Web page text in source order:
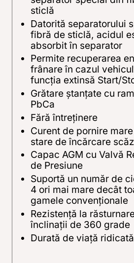
sticlă
Datorită separatorului
fibră de sticlă, acidul
absorbit în separator
Permite recuperarea
frânare în cazul
funcţia extinsă Start/
Grătare ştanţate cu
PbCa
Fără întreţinere
Curent de pornire
stare de încărcare
Capac AGM cu Valvă
de Presiune
Suportă un număr de
4 ori mai mare decât
gamele convenţionale
Rezistenţă la
înclinaţii de 360 grade
Durată de viaţă ridicată